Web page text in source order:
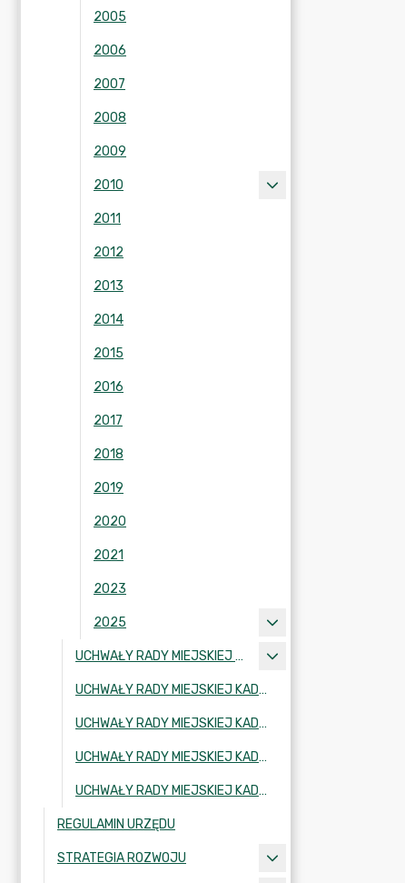
2005
2006
2007
2008
2009
2010
2011
2012
2013
2014
2015
2016
2017
2018
2019
2020
2021
2023
2025
UCHWAŁY RADY MIEJSKIEJ KADENCJA 2002-2006
UCHWAŁY RADY MIEJSKIEJ KADENCJA 2006-2010
UCHWAŁY RADY MIEJSKIEJ KADENCJA 2010-2014
UCHWAŁY RADY MIEJSKIEJ KADENCJA 2018-2024
UCHWAŁY RADY MIEJSKIEJ KADENCJA 2024-2029
REGULAMIN URZĘDU
STRATEGIA ROZWOJU